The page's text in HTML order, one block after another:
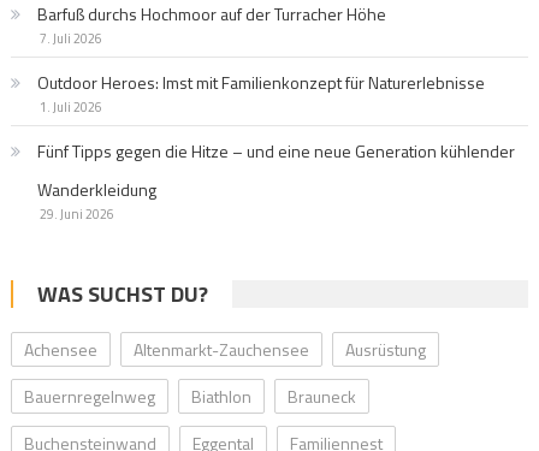
Barfuß durchs Hochmoor auf der Turracher Höhe
7. Juli 2026
Outdoor Heroes: Imst mit Familienkonzept für Naturerlebnisse
1. Juli 2026
Fünf Tipps gegen die Hitze – und eine neue Generation kühlender
Wanderkleidung
29. Juni 2026
WAS SUCHST DU?
Achensee Altenmarkt-Zauchensee
Ausrüstung
Bauernregelnweg
Biathlon
Brauneck
Buchensteinwand
Eggental
Familiennest